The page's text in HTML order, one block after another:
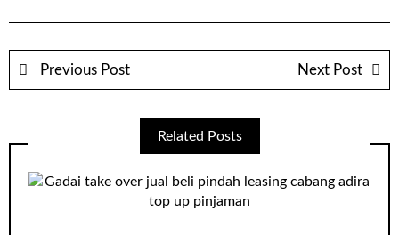
Previous Post Next Post
Related Posts